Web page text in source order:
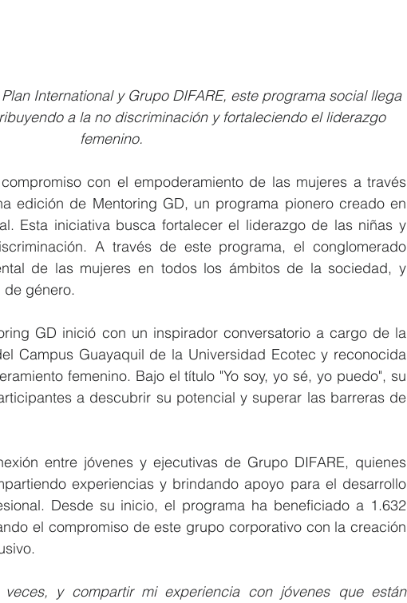
International y Grupo DIFARE, este programa social llega
a la no discriminación y fortaleciendo el liderazgo
femenino.
con el empoderamiento de las mujeres a través
edición de Mentoring GD, un programa pionero creado en
Esta iniciativa busca fortalecer el liderazgo de las niñas y
A través de este programa, el conglomerado
de las mujeres en todos los ámbitos de la sociedad, y
género.
GD inició con un inspirador conversatorio a cargo de la
Campus Guayaquil de la Universidad Ecotec y reconocida
femenino. Bajo el título "Yo soy, yo sé, yo puedo", su
a descubrir su potencial y superar las barreras de
entre jóvenes y ejecutivas de Grupo DIFARE, quienes
experiencias y brindando apoyo para el desarrollo
Desde su inicio, el programa ha beneficiado a 1.632
el compromiso de este grupo corporativo con la creación
veces, y compartir mi experiencia con jóvenes que están